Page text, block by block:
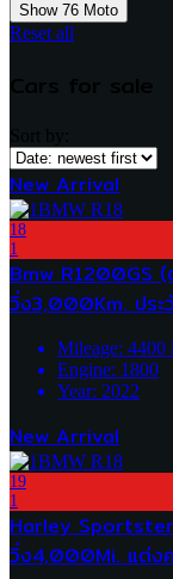
Show 76 Moto
Reset all
New Arrival
18
1
Bmw R1200GS (
วิ่ง3,000Km. ประ
Mileage: 4400
Engine: 1800
Year: 2022
New Arrival
19
1
Harley
วิ่ง4,000Mi. แต่ง